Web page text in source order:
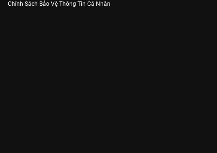
Chính Sách Bảo Vệ Thông Tin Cá Nhân